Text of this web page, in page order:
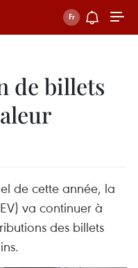
de billets
de cette année, la
va continuer à
des billets